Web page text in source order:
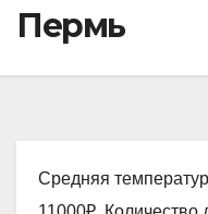
Пермь
Средняя